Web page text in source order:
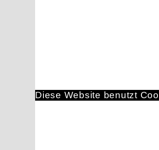
Diese Website benutzt